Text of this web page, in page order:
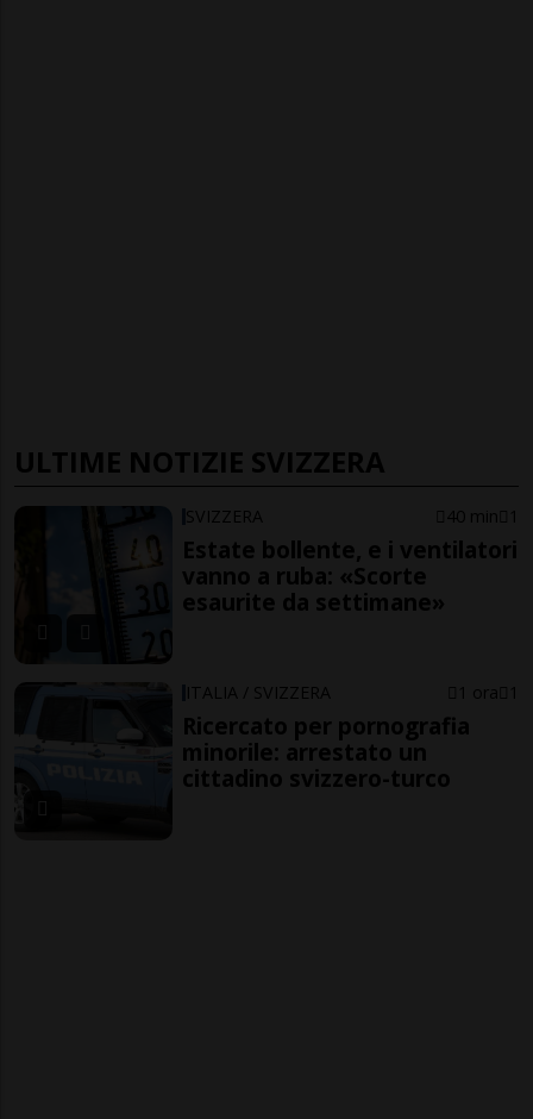
ULTIME NOTIZIE SVIZZERA
SVIZZERA 40 min 1
Estate bollente, e i ventilatori
vanno a ruba: «Scorte
esaurite da settimane»
ITALIA / SVIZZERA 1 ora 1
Ricercato per pornografia
minorile: arrestato un
cittadino svizzero-turco